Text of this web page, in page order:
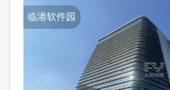
临港软件园